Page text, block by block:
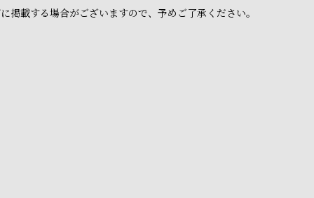
載する場合がございますので、予めご了承ください。